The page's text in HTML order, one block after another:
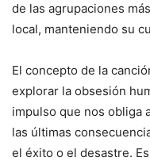
de las agrupaciones
local, manteniendo su
El concepto de la
explorar la obsesión
impulso que nos obliga
las últimas
el éxito o el desastre.